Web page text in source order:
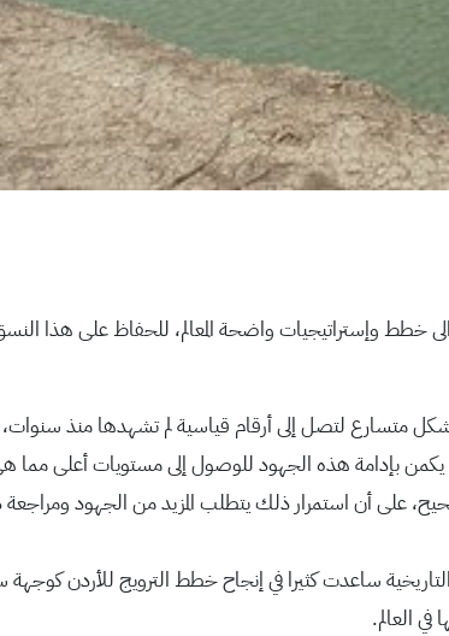
وإستراتيجيات واضحة المعالم، للحفاظ على هذا النسق
متسارع لتصل إلى أرقام قياسية لم تشهدها منذ
بإدامة هذه الجهود للوصول إلى مستويات أعلى مما
على أن استمرار ذلك يتطلب المزيد من الجهود
ساعدت كثيرا في إنجاح خطط الترويج للأردن كوجهة
العالم.